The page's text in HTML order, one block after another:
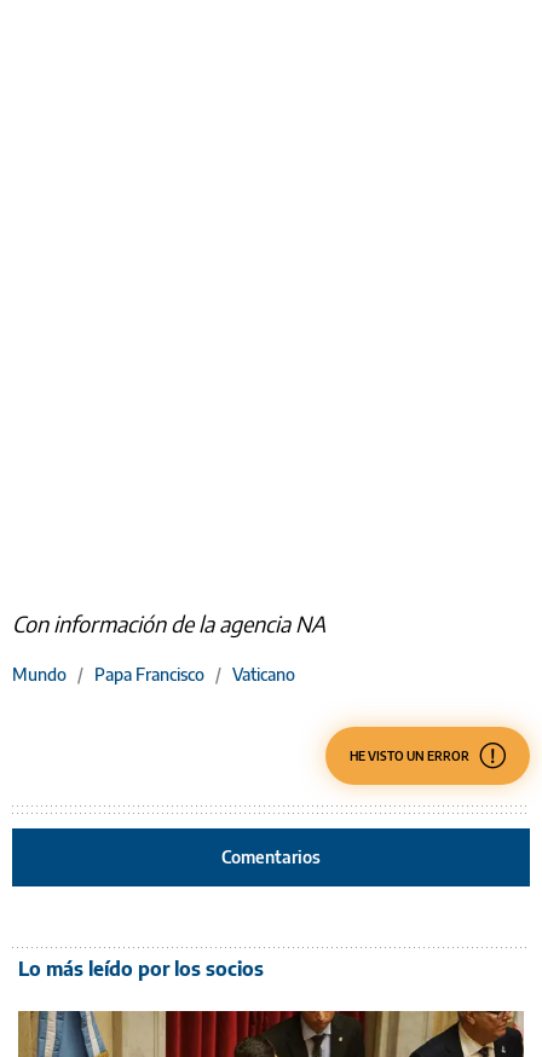
Con información de la agencia NA
Mundo / Papa Francisco / Vaticano
HE VISTO UN ERROR
Comentarios
Lo más leído por los socios